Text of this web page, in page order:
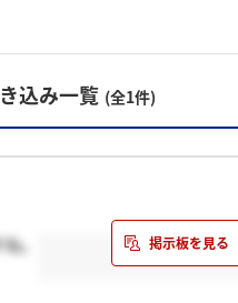
う！業界・企業研究
込み一覧 (全1件)
。